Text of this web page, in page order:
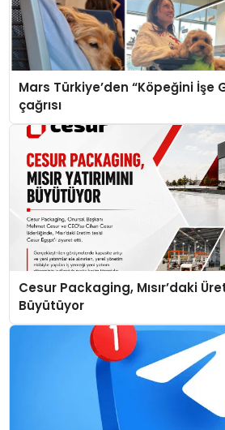
Mars Türkiye’den “Köpeğini İşe
çağrısı
Cesur Packaging, Mısır’daki
Büyütüyor